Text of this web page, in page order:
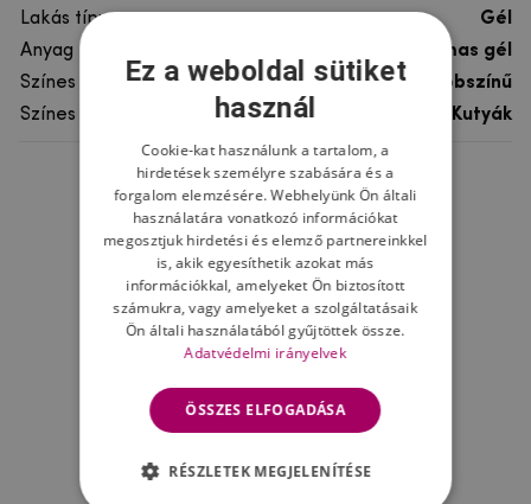
Lakás típusa
Gél
Anyag
rugalmas gél
Színes
többszínű
Színes motívum
Kutyák
Ne felejtsd el
Ez a weboldal sütiket
használ
Cookie-kat használunk a tartalom, a
hirdetések személyre szabására és a
forgalom elemzésére. Webhelyünk Ön általi
használatára vonatkozó információkat
megosztjuk hirdetési és elemző partnereinkkel
is, akik egyesíthetik azokat más
információkkal, amelyeket Ön biztosított
számukra, vagy amelyeket a szolgáltatásaik
Ön általi használatából gyűjtöttek össze.
Adatvédelmi irányelvek
ÖSSZES ELFOGADÁSA
RÉSZLETEK MEGJELENÍTÉSE